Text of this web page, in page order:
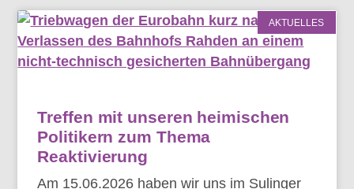
AKTUELLES
Treffen mit unseren heimischen
Politikern zum Thema
Reaktivierung
Am 15.06.2026 haben wir uns im Sulinger